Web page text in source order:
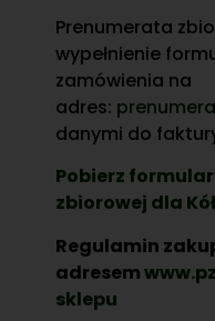
Prenumerata
wypełnienie
zamówienia na
adres:
danymi do
Pobierz
zbiorowej dla
Regulamin
adresem
sklepu